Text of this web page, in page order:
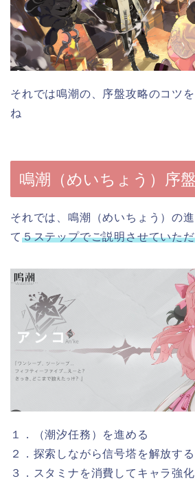
それでは鳴潮の、序盤攻略のコツ
ね
鳴潮（めいちょう）序
それでは、鳴潮（めいちょう）の
て５ステップでご説明させていた
１．（潮汐任務）を進める
２．探索しながら信号塔を解放する
３．スタミナを消費してキャラ強